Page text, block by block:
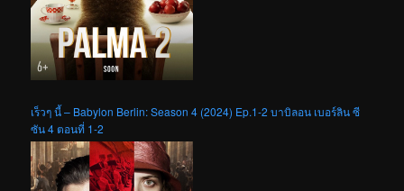
เร็วๆ นี้ – Babylon Berlin: Season 4 (2024) Ep.1-2 บาบิลอน เบอร์ลิน ซี
ซัน 4 ตอนที่ 1-2